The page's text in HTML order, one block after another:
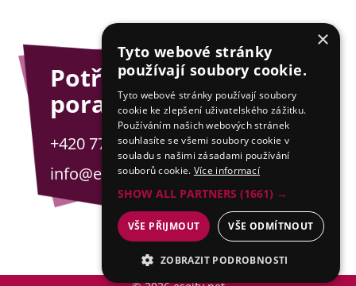
Potřebujete
poradit?
+420 775 201 001
info@esejfy.net
×
Tyto webové stránky
používají soubory cookie.
Tyto webové stránky používají soubory
cookie ke zlepšení uživatelského zážitku.
Používáním našich webových stránek
souhlasíte se všemi soubory cookie v
souladu s našimi zásadami používání
souborů cookie. Více informací
SHOW ALL PARTNERS (1661) →
VŠE PŘIJMOUT VŠE ODMÍTNOUT
ZOBRAZIT PODROBNOSTI